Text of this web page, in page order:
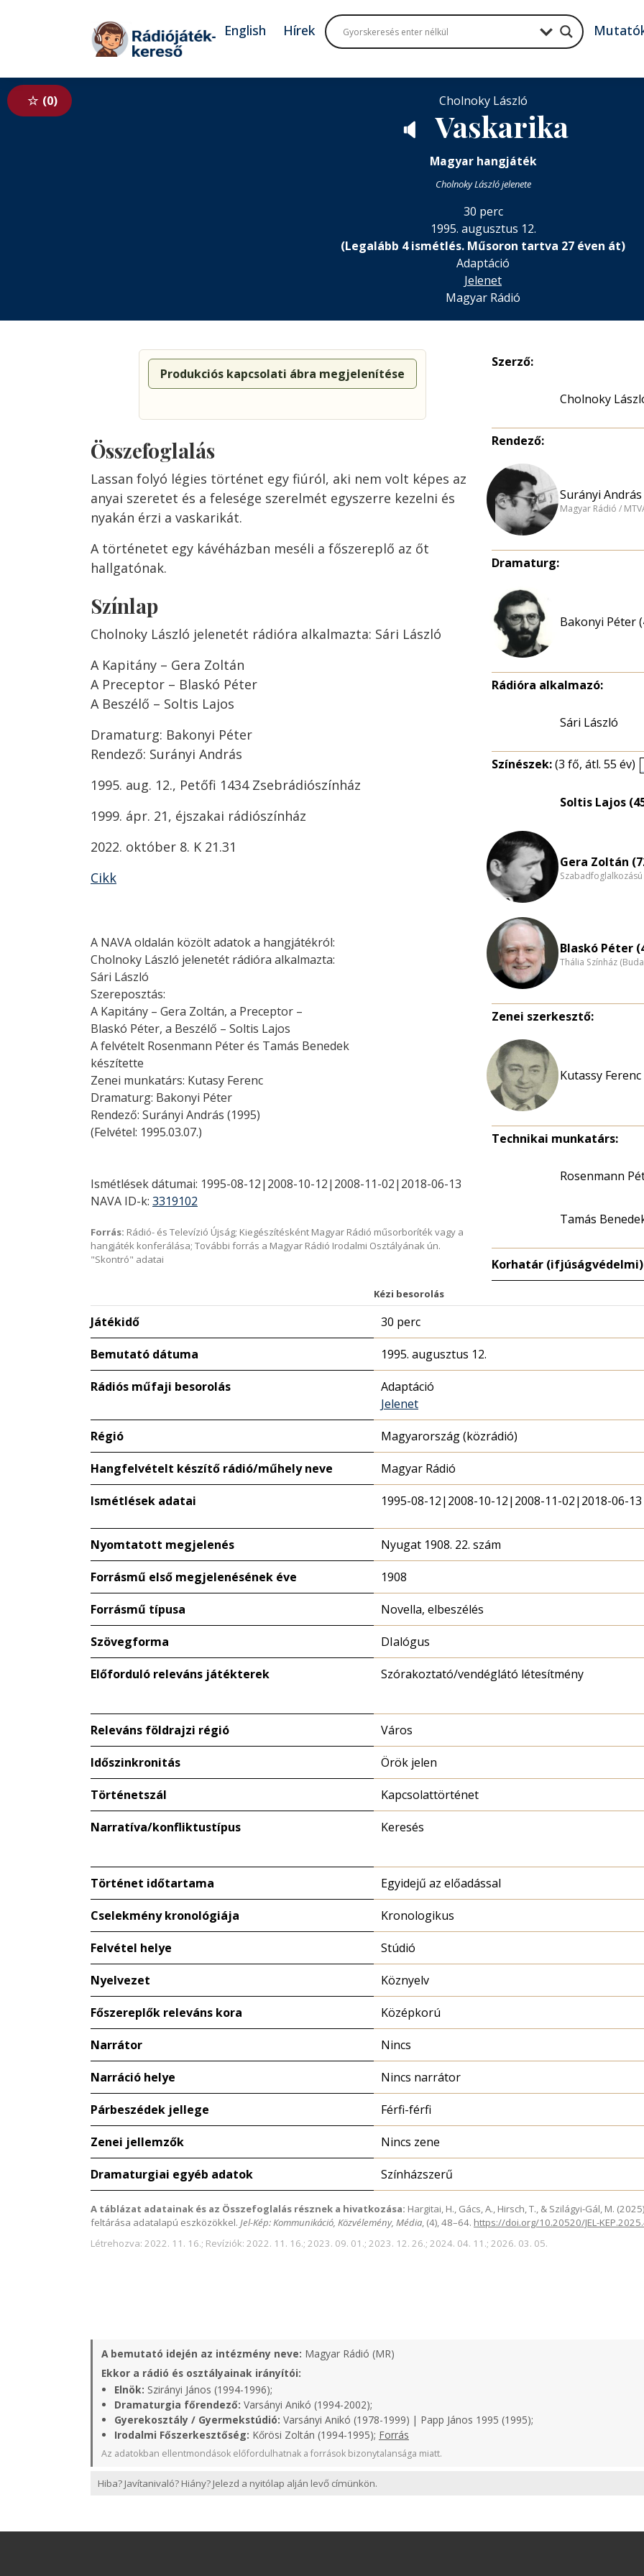
Tovább a tartalomhoz
English Hírek
0 Cholnoky László
🔈 Vaskarika
Magyar hangjáték
Cholnoky László jelenete
30 perc
1995. augusztus 12.
(Legalább 4 ismétlés. Műsoron tartva 27 éven át)
Adaptáció
Jelenet
Magyar Rádió
Produkciós kapcsolati ábra megjelenítése
Összefoglalás
Lassan folyó légies történet egy fiúról, aki nem volt képes az
anyai szeretet és a felesége szerelmét egyszerre kezelni és
nyakán érzi a vaskarikát.
A történetet egy kávéházban meséli a főszereplő az őt
hallgatónak.
Színlap
Cholnoky László jelenetét rádióra alkalmazta: Sári László
A Kapitány – Gera Zoltán
A Preceptor – Blaskó Péter
A Beszélő – Soltis Lajos
Dramaturg: Bakonyi Péter
Rendező: Surányi András
1995. aug. 12., Petőfi 1434 Zsebrádiószínház
1999. ápr. 21, éjszakai rádiószínház
2022. október 8. K 21.31
Cikk
A NAVA oldalán közölt adatok a hangjátékról:
Cholnoky László jelenetét rádióra alkalmazta:
Sári László
Szereposztás:
A Kapitány – Gera Zoltán, a Preceptor –
Blaskó Péter, a Beszélő – Soltis Lajos
A felvételt Rosenmann Péter és Tamás Benedek
készítette
Zenei munkatárs: Kutasy Ferenc
Dramaturg: Bakonyi Péter
Rendező: Surányi András (1995)
(Felvétel: 1995.03.07.)
Ismétlések dátumai: 1995-08-12|2008-10-12|2008-11-02|2018-06-13
NAVA ID-k: 3319102
Forrás: Rádió- és Televízió Újság; Kiegészítésként Magyar Rádió műsorboríték vagy a
hangjáték konferálása; További forrás a Magyar Rádió Irodalmi Osztályának ún.
"Skontró" adatai
Szerző:
Cholnoky
Rendező:
Surányi András
Magyar Rádió /
Dramaturg:
Bakonyi Péter
Rádióra alkalmazó:
Sári László
Színészek:(3 fő, átl. 55 év)
Soltis Lajos
Gera Zoltán
Szabadfoglalkozású
Blaskó Péter
Thália Színház
Zenei szerkesztő:
Kutassy Ferenc
Technikai munkatárs:
Rosenmann
Tamás
Korhatár (ifjúságvédelmi)
Kézi besorolás
Játékidő 30 perc
Bemutató dátuma 1995. augusztus 12.
Rádiós műfaji besorolás
Adaptáció
Jelenet
Régió Magyarország (közrádió)
Hangfelvételt készítő rádió/műhely neve Magyar Rádió
Ismétlések adatai 1995-08-12|2008-10-12|2008-11-02|2018-06-13
Nyomtatott megjelenés Nyugat 1908. 22. szám
Forrásmű első megjelenésének éve 1908
Forrásmű típusa Novella, elbeszélés
Szövegforma DIalógus
Előforduló releváns játékterek Szórakoztató/vendéglátó létesítmény
Releváns földrajzi régió Város
Időszinkronitás Örök jelen
Történetszál Kapcsolattörténet
Narratíva/konfliktustípus Keresés
Történet időtartama Egyidejű az előadással
Cselekmény kronológiája Kronologikus
Felvétel helye Stúdió
Nyelvezet Köznyelv
Főszereplők releváns kora Középkorú
Narrátor Nincs
Narráció helye Nincs narrátor
Párbeszédek jellege Férfi-férfi
Zenei jellemzők Nincs zene
Dramaturgiai egyéb adatok Színházszerű
A táblázat adatainak és az Összefoglalás résznek a hivatkozása: Hargitai, H., Gács, A., Hirsch, T., & Szilágyi-Gál, M.
feltárása adatalapú eszközökkel. Jel-Kép: Kommunikáció, Közvélemény, Média, (4), 48–64. https://doi.org/10.20520/JEL-
Létrehozva: 2022. 11. 16.; Revíziók: 2022. 11. 16.; 2023. 09. 01.; 2023. 12. 26.; 2024. 04. 11.; 2026. 03. 05.
A bemutató idején az intézmény neve: Magyar Rádió (MR)
Ekkor a rádió és osztályainak irányítói:
Elnök: Szirányi János (1994-1996);
Dramaturgia főrendező: Varsányi Anikó (1994-2002);
Gyerekosztály / Gyermekstúdió: Varsányi Anikó (1978-1999) | Papp János 1995 (1995);
Irodalmi Főszerkesztőség: Kőrösi Zoltán (1994-1995); Forrás
Az adatokban ellentmondások előfordulhatnak a források bizonytalansága miatt.
Hiba? Javítanivaló? Hiány? Jelezd a nyitólap alján levő címünkön.